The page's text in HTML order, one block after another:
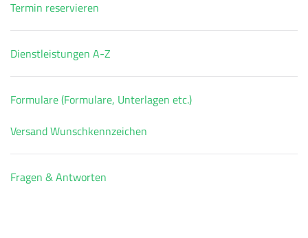
Termin reservieren
Dienstleistungen A-Z
Formulare (Formulare, Unterlagen etc.)
Versand Wunschkennzeichen
Fragen & Antworten